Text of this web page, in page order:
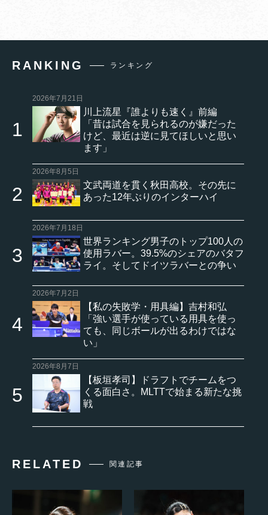
RANKING ランキング
2026年7月21日
川上流星『誰よりも速く』前編
「昔は試合を見られるのが嫌だった
けど、最近は逆に見てほしいと思い
ます」
2026年8月5日
文武両道を貫く秋田高校。その先に
あった12年ぶりのインターハイ
2026年7月18日
世界ランキング男子のトップ100人の
使用ラバー。39.5%のシェアのバタフ
ライ。そしてドイツラバーとの争い
2026年7月2日
【私の失敗学・用具編】吉村和弘
「強い選手が使っている用具を使っ
ても、同じボールが出るわけではな
い」
2026年8月7日
【板垣孝司】ドラフトでチームをつ
くる面白さ。MLTTで始まる新たな挑
戦
RELATED 関連記事